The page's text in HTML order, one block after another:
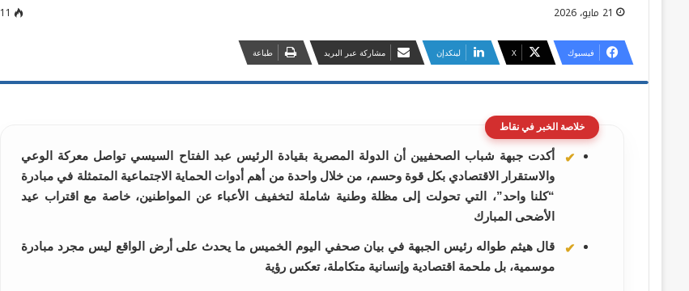
21 مايو، 2026 11
فيسبوك ‫X لينكدإن مشاركة عبر البريد طباعة
خلاصة الخبر في نقاط
أكدت جبهة شباب الصحفيين أن الدولة المصرية بقيادة الرئيس عبد الفتاح السيسي تواصل معركة الوعي
والاستقرار الاقتصادي بكل قوة وحسم، من خلال واحدة من أهم أدوات الحماية الاجتماعية المتمثلة في مبادرة
“كلنا واحد”، التي تحولت إلى مظلة وطنية شاملة لتخفيف الأعباء عن المواطنين، خاصة مع اقتراب عيد
الأضحى المبارك
قال هيثم طواله رئيس الجبهة في بيان صحفي اليوم الخميس ما يحدث على أرض الواقع ليس مجرد مبادرة
موسمية، بل ملحمة اقتصادية وإنسانية متكاملة، تعكس رؤية